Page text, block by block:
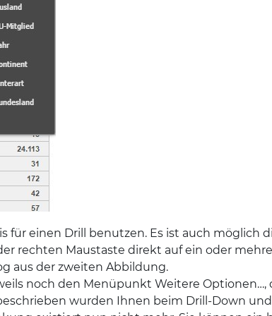
für einen Drill benutzen. Es ist auch möglich
rechten Maustaste direkt auf ein oder
aus der zweiten Abbildung.
noch den Menüpunkt Weitere
wurden Ihnen beim Drill-Down